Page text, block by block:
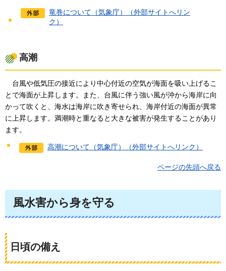
竜巻について（気象庁）（外部サイトへリン
ク）
高潮
台風や低気圧の接近により中心付近の空気が海面を吸い上げるこ
とで海面が上昇します。また、台風に伴う強い風が沖から海岸に向
かって吹くと、海水は海岸に吹き寄せられ、海岸付近の海面が異常
に上昇します。満潮時と重なると大きな被害が発生することがあり
ます。
高潮について（気象庁）（外部サイトへリンク）
ページの先頭へ戻る
風水害から身を守る
日頃の備え